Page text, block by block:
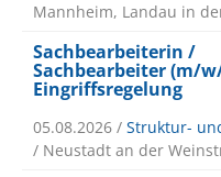
Mannheim, Landau in
Sachbearbeiterin /
Sachbearbeiter (m/
Eingriffsregelung
05.08.2026 / Struktur-
/ Neustadt an der